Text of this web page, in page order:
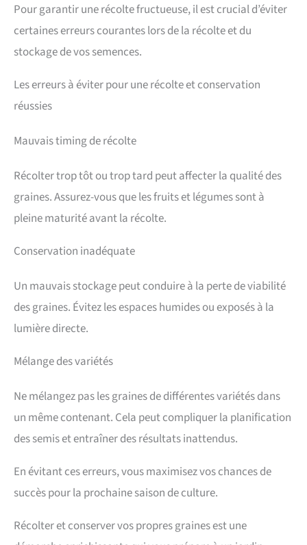
Pour garantir une récolte fructueuse, il est crucial d’éviter
certaines erreurs courantes lors de la récolte et du
stockage de vos semences.
Les erreurs à éviter pour une récolte et conservation
réussies
Mauvais timing de récolte
Récolter trop tôt ou trop tard peut affecter la qualité des
graines. Assurez-vous que les fruits et légumes sont à
pleine maturité avant la récolte.
Conservation inadéquate
Un mauvais stockage peut conduire à la perte de viabilité
des graines. Évitez les espaces humides ou exposés à la
lumière directe.
Mélange des variétés
Ne mélangez pas les graines de différentes variétés dans
un même contenant. Cela peut compliquer la planification
des semis et entraîner des résultats inattendus.
En évitant ces erreurs, vous maximisez vos chances de
succès pour la prochaine saison de culture.
Récolter et conserver vos propres graines est une